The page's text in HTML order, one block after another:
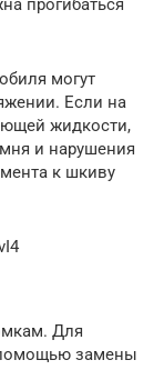
прогибаться
могут
Если на
жидкости,
и нарушения
к шкиву
Для
помощью замены